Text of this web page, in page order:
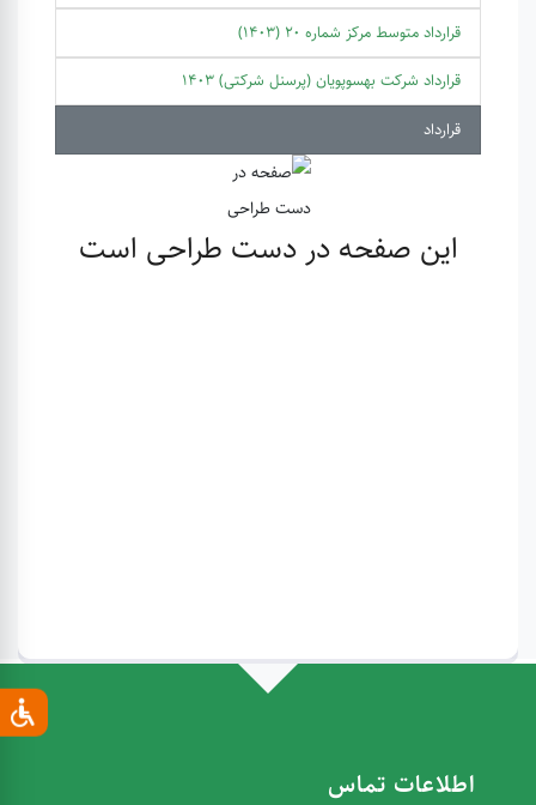
قرارداد متوسط مرکز شماره 20 (1403)
قرارداد شرکت بهسوپویان (پرسنل شرکتی) 1403
قرارداد
این صفحه در دست طراحی است
اطلاعات تماس